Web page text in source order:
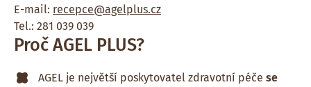
E-mail: recepce@agelplus.cz
Tel.: 281 039 039
Proč AGEL PLUS?
AGEL je největší poskytovatel zdravotní péče se